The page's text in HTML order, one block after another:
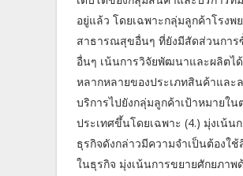
อยู่แล้ว โดยเฉพาะกลุ่มลูกค้าโรง
สาธารณสุขอื่นๆ ที่ยังมีสัดส่วนการ
อื่นๆ เน้นการวิจัยพัฒนาและผลิตไ
หลากหลายของประเภทสินค้าและ
บริการไปยังกลุ่มลูกค้าเป้าหมายใ
ประเทศขึ้นโดยเฉพาะ (4.) มุ่งเน้
ธุรกิจดังกล่าวมีความจำเป็นต้องใ
ในธุรกิจ มุ่งเน้นการขยายศักยภา